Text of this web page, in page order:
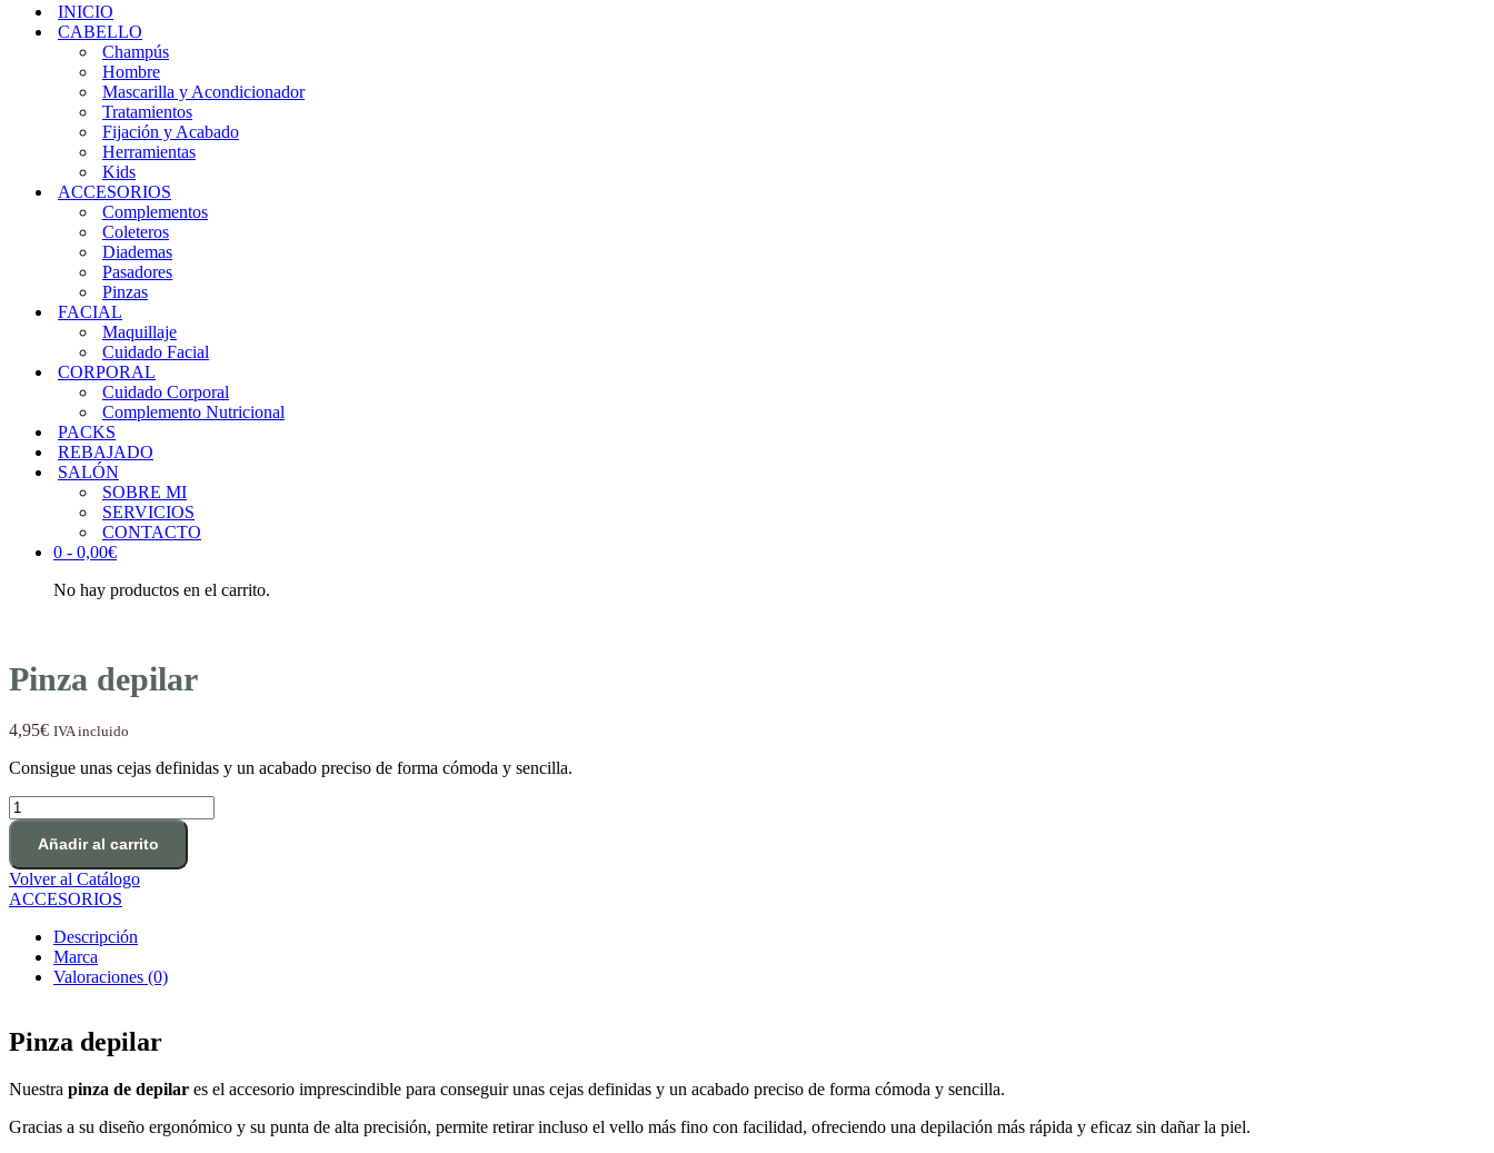
navegación
INICIO
CABELLO
Champús
Hombre
Mascarilla y Acondicionador
Tratamientos
Fijación y Acabado
Herramientas
Kids
ACCESORIOS
Complementos
Coleteros
Diademas
Pasadores
Pinzas
FACIAL
Maquillaje
Cuidado Facial
CORPORAL
Cuidado Corporal
Complemento Nutricional
PACKS
REBAJADO
SALÓN
SOBRE MI
SERVICIOS
CONTACTO
0 - 0,00€
No hay productos en el carrito.
Pinza depilar
4,95€ IVA incluido
Consigue unas cejas definidas y un acabado preciso de forma cómoda y sencilla.
Pinza
depilar
cantidad
Añadir al carrito
Volver al Catálogo
ACCESORIOS
Descripción
Marca
Valoraciones (0)
Pinza depilar
Nuestra pinza de depilar es el accesorio imprescindible para conseguir unas cejas definidas y un acabado preciso de forma cómoda y sencilla.
Gracias a su diseño ergonómico y su punta de alta precisión, permite retirar incluso el vello más fino con facilidad, ofreciendo una depilación más rápida y eficaz sin dañar la piel.